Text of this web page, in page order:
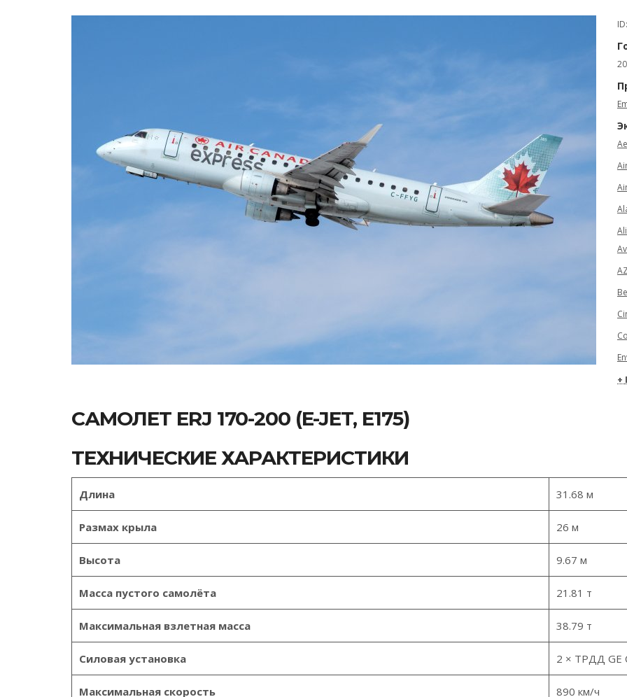
САМОЛЕТ ERJ 170-200 (E-JET, E175)
ТЕХНИЧЕСКИЕ ХАРАКТЕРИСТИКИ
Длина 31.68 м
Размах крыла 26 м
Высота 9.67 м
Масса пустого самолёта 21.81 т
Максимальная взлетная масса 38.79 т
Силовая установка 2 × ТРДД GE
Максимальная скорость 890 км/ч